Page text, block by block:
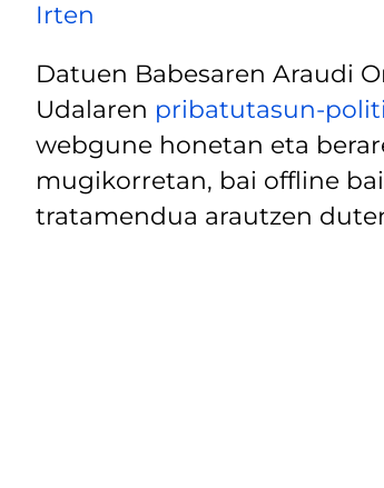
Irten
Datuen Babesaren Araudi
Udalaren pribatutasun-
webgune honetan eta
mugikorretan, bai offline
tratamendua arautzen